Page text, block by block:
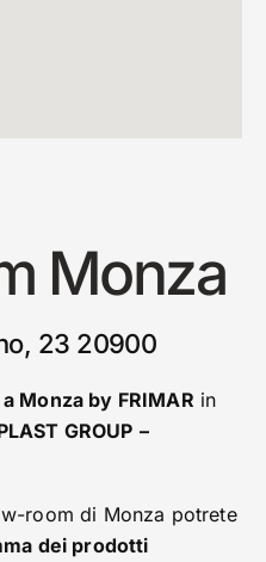
Monza
23 20900
Monza by FRIMAR in
GROUP –
room di Monza potrete
dei prodotti